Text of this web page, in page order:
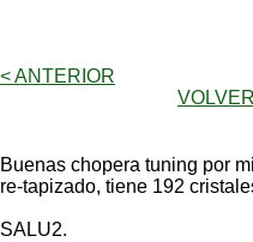
< ANTERIOR
Buenas chopera tuning por
re-tapizado, tiene 192
SALU2.